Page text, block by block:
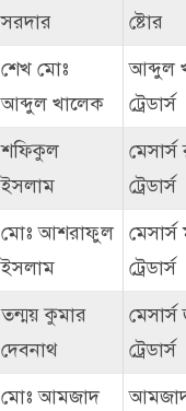
সরদার
ষ্টোর
শেখ মোঃ
আব্দুল খালেক
আব্দুল
ট্রেডার্স
শফিকুল
ইসলাম
ট্রেডার্স
মোঃ আশরাফুল
ইসলাম
ট্রেডার্স
তন্ময় কুমার
দেবনাথ
ট্রেডার্স
মোঃ আমজাদ